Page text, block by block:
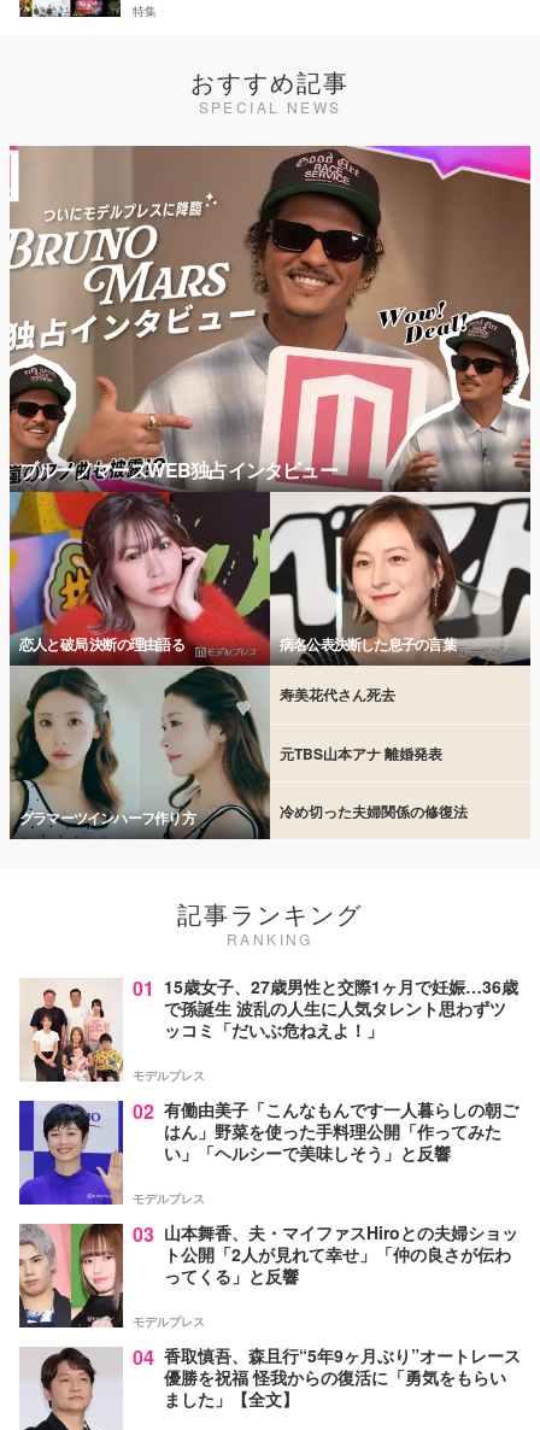
特集
おすすめ記事
SPECIAL NEWS
ブルーノマーズWEB独占インタビュー
恋人と破局 決断の理由語る 病名公表決断した息子の言葉
グラマーツインハーフ作り方
寿美花代さん死去
元TBS山本アナ 離婚発表
冷め切った夫婦関係の修復法
記事ランキング
RANKING
01 15歳女子、27歳男性と交際1ヶ月で妊娠…36歳
で孫誕生 波乱の人生に人気タレント思わずツ
ッコミ「だいぶ危ねえよ！」
モデルプレス
02 有働由美子「こんなもんです一人暮らしの朝ご
はん」野菜を使った手料理公開「作ってみた
い」「ヘルシーで美味しそう」と反響
モデルプレス
03 山本舞香、夫・マイファスHiroとの夫婦ショッ
ト公開「2人が見れて幸せ」「仲の良さが伝わ
ってくる」と反響
モデルプレス
04 香取慎吾、森且行“5年9ヶ月ぶり”オートレース
優勝を祝福 怪我からの復活に「勇気をもらい
ました」【全文】